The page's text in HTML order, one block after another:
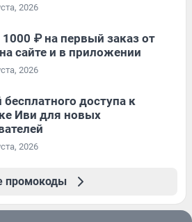
2026
₽ на первый заказ от
сайте и в приложении
2026
бесплатного доступа к
Иви для новых
2026
промокоды